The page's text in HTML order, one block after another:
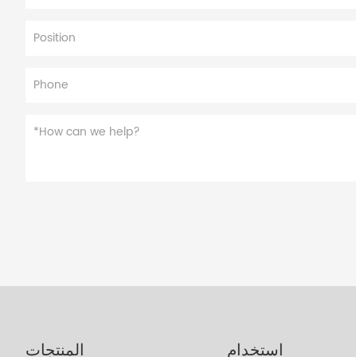
المنتجات استخدام